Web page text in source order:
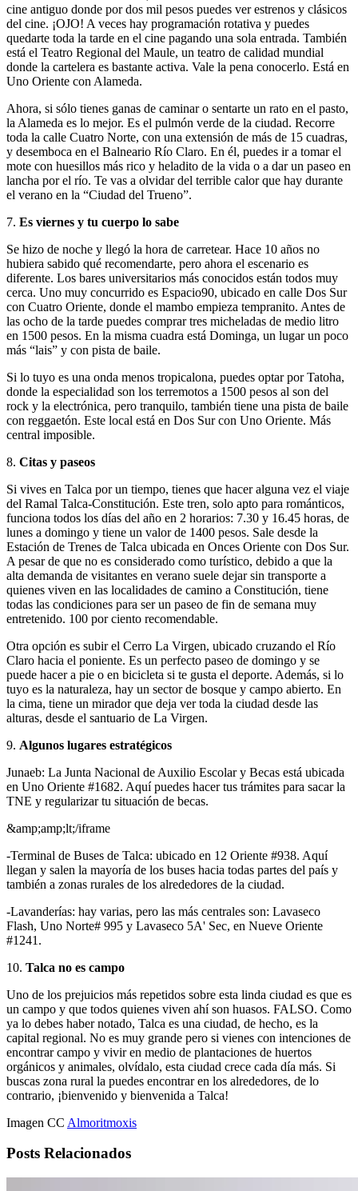
cine antiguo donde por dos mil pesos puedes ver estrenos y clásicos
del cine. ¡OJO! A veces hay programación rotativa y puedes
quedarte toda la tarde en el cine pagando una sola entrada. También
está el Teatro Regional del Maule, un teatro de calidad mundial
donde la cartelera es bastante activa. Vale la pena conocerlo. Está en
Uno Oriente con Alameda.
Ahora, si sólo tienes ganas de caminar o sentarte un rato en el pasto,
la Alameda es lo mejor. Es el pulmón verde de la ciudad. Recorre
toda la calle Cuatro Norte, con una extensión de más de 15 cuadras,
y desemboca en el Balneario Río Claro. En él, puedes ir a tomar el
mote con huesillos más rico y heladito de la vida o a dar un paseo en
lancha por el río. Te vas a olvidar del terrible calor que hay durante
el verano en la “Ciudad del Trueno”.
7. Es viernes y tu cuerpo lo sabe
Se hizo de noche y llegó la hora de carretear. Hace 10 años no
hubiera sabido qué recomendarte, pero ahora el escenario es
diferente. Los bares universitarios más conocidos están todos muy
cerca. Uno muy concurrido es Espacio90, ubicado en calle Dos Sur
con Cuatro Oriente, donde el mambo empieza tempranito. Antes de
las ocho de la tarde puedes comprar tres micheladas de medio litro
en 1500 pesos. En la misma cuadra está Dominga, un lugar un poco
más “lais” y con pista de baile.
Si lo tuyo es una onda menos tropicalona, puedes optar por Tatoha,
donde la especialidad son los terremotos a 1500 pesos al son del
rock y la electrónica, pero tranquilo, también tiene una pista de baile
con reggaetón. Este local está en Dos Sur con Uno Oriente. Más
central imposible.
8. Citas y paseos
Si vives en Talca por un tiempo, tienes que hacer alguna vez el viaje
del Ramal Talca-Constitución. Este tren, solo apto para románticos,
funciona todos los días del año en 2 horarios: 7.30 y 16.45 horas, de
lunes a domingo y tiene un valor de 1400 pesos. Sale desde la
Estación de Trenes de Talca ubicada en Onces Oriente con Dos Sur.
A pesar de que no es considerado como turístico, debido a que la
alta demanda de visitantes en verano suele dejar sin transporte a
quienes viven en las localidades de camino a Constitución, tiene
todas las condiciones para ser un paseo de fin de semana muy
entretenido. 100 por ciento recomendable.
Otra opción es subir el Cerro La Virgen, ubicado cruzando el Río
Claro hacia el poniente. Es un perfecto paseo de domingo y se
puede hacer a pie o en bicicleta si te gusta el deporte. Además, si lo
tuyo es la naturaleza, hay un sector de bosque y campo abierto. En
la cima, tiene un mirador que deja ver toda la ciudad desde las
alturas, desde el santuario de La Virgen.
9. Algunos lugares estratégicos
Junaeb: La Junta Nacional de Auxilio Escolar y Becas está ubicada
en Uno Oriente #1682. Aquí puedes hacer tus trámites para sacar la
TNE y regularizar tu situación de becas.
&amp;amp;lt;/iframe
-Terminal de Buses de Talca: ubicado en 12 Oriente #938. Aquí
llegan y salen la mayoría de los buses hacia todas partes del país y
también a zonas rurales de los alrededores de la ciudad.
-Lavanderías: hay varias, pero las más centrales son: Lavaseco
Flash, Uno Norte# 995 y Lavaseco 5A' Sec, en Nueve Oriente
#1241.
10. Talca no es campo
Uno de los prejuicios más repetidos sobre esta linda ciudad es que es
un campo y que todos quienes viven ahí son huasos. FALSO. Como
ya lo debes haber notado, Talca es una ciudad, de hecho, es la
capital regional. No es muy grande pero si vienes con intenciones de
encontrar campo y vivir en medio de plantaciones de huertos
orgánicos y animales, olvídalo, esta ciudad crece cada día más. Si
buscas zona rural la puedes encontrar en los alrededores, de lo
contrario, ¡bienvenido y bienvenida a Talca!
Imagen CC Almoritmoxis
Posts Relacionados